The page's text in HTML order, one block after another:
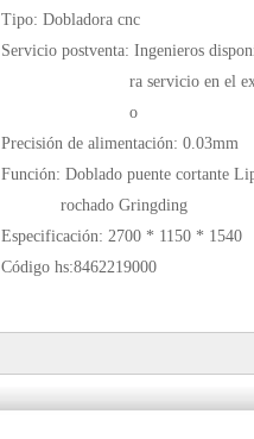
Tipo: Dobladora cnc
Servicio postventa: Ingenieros
ra servicio en el
o
Precisión de alimentación: 0.03mm
Función: Doblado puente cortante
rochado Gringding
Especificación: 2700 * 1150 * 1540
Código hs:8462219000